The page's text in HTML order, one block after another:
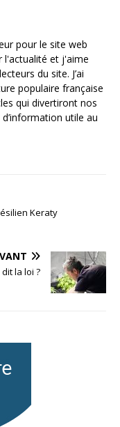
pour le site web
l'actualité et j'aime
du site. J’ai
populaire française
qui divertiront nos
utile au
Keraty
la loi ?